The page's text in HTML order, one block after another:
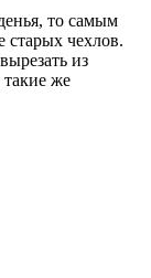
то самым
старых чехлов.
из
такие же